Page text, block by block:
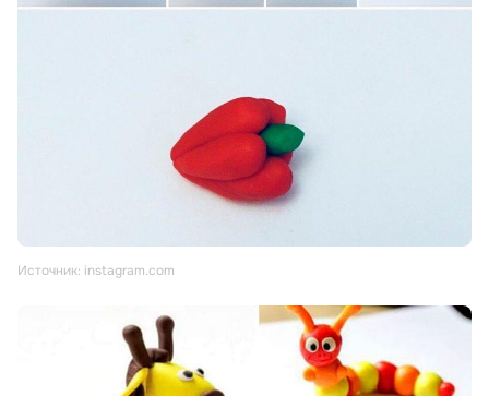
Источник: instagram.com